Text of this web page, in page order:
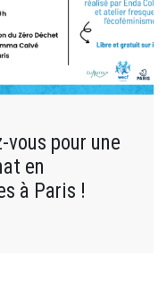
pour une
en
à Paris !